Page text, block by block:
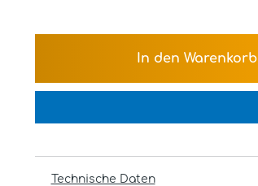
In den Warenkorb
Technische Daten